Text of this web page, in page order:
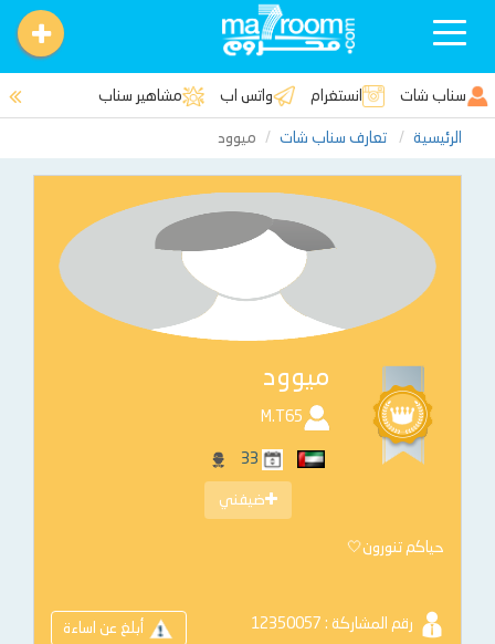
Toggle
سناب شات انستغرام واتس اب مشاهير سناب
الرئيسية تعارف سناب شات ميوود
ميوود
M.T65
ضيفني
حياكم تنورون🤍
رقم المشاركة : 12350057 أبلغ عن اساءة